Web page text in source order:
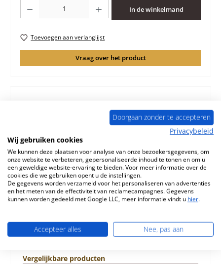
In de winkelmand
Toevoegen aan verlanglijst
Vraag over het product
Origineel steun voor Deurveer voor de Houtkachel
Jydepejsen Elegance Jydepejsen Elegance steun voor
Deurveer Kerngegevens:…
Eigenschappen
Informatie over productveiligheid
Productgalerij overslaan
Vergelijkbare producten
Doorgaan zonder te accepteren
Privacybeleid
Wij gebruiken cookies
We kunnen deze plaatsen voor analyse van onze bezoekersgegevens, om
onze website te verbeteren, gepersonaliseerde inhoud te tonen en om u
een geweldige website-ervaring te bieden. Voor meer informatie over de
cookies die we gebruiken opent u de instellingen.
De gegevens worden verzameld voor het personaliseren van advertenties
en het meten van de effectiviteit van reclamecampagnes. Gegevens
kunnen worden gedeeld met Google LLC, meer informatie vindt u hier.
Accepteer alles Nee, pas aan